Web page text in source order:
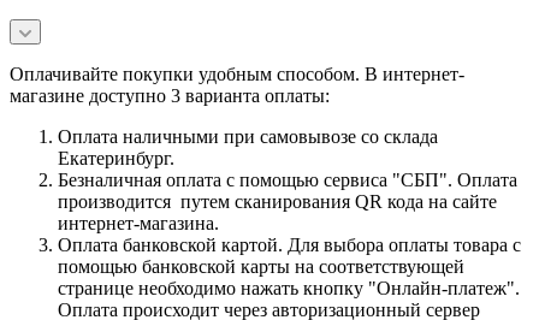
Оплачивайте покупки удобным способом. В интернет-
магазине доступно 3 варианта оплаты:
Оплата наличными при самовывозе со склада
Екатеринбург.
Безналичная оплата с помощью сервиса "СБП". Оплата
производится путем сканирования QR кода на сайте
интернет-магазина.
Оплата банковской картой. Для выбора оплаты товара с
помощью банковской карты на соответствующей
странице необходимо нажать кнопку "Онлайн-платеж".
Оплата происходит через авторизационный сервер